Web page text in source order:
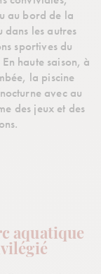
au bord de la
dans les autres
sportives du
haute saison, à
la piscine
avec au
des jeux et des
aquatique